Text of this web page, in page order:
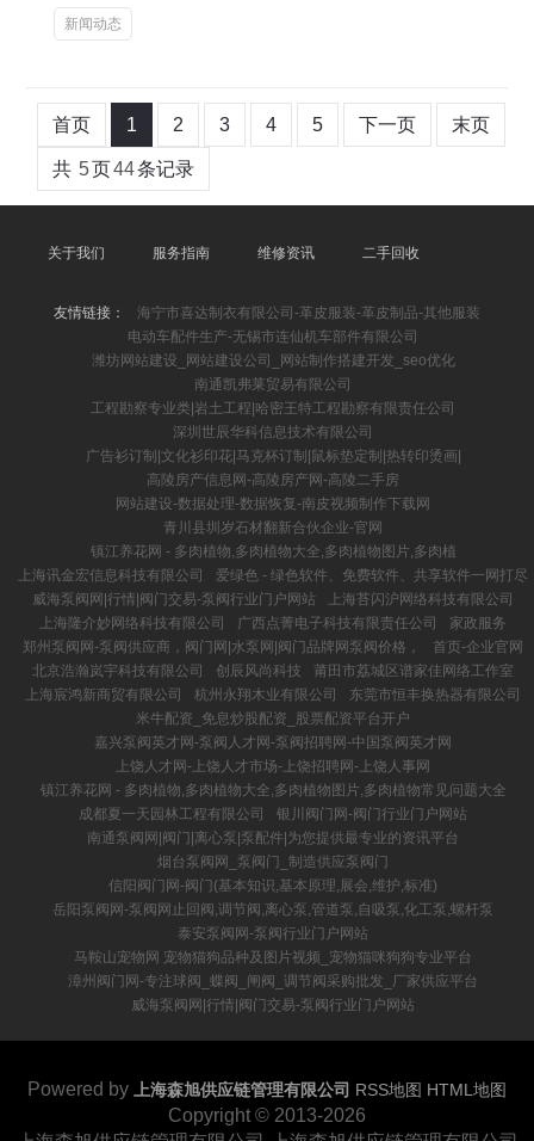
新闻动态
首页 1 2 3 4 5 下一页 末页
共 5页44条记录
关于我们 服务指南 维修资讯 二手回收
友情链接：
海宁市喜达制衣有限公司-革皮服装-革皮制品-其他服装
电动车配件生产-无锡市连仙机车部件有限公司
潍坊网站建设_网站建设公司_网站制作搭建开发_seo优化
南通凯弗莱贸易有限公司
工程勘察专业类|岩土工程|哈密王特工程勘察有限责任公司
深圳世辰华科信息技术有限公司
广告衫订制|文化衫印花|马克杯订制|鼠标垫定制|热转印烫画|
高陵房产信息网-高陵房产网-高陵二手房
网站建设-数据处理-数据恢复-南皮视频制作下载网
青川县圳岁石材翻新合伙企业-官网
镇江养花网 - 多肉植物,多肉植物大全,多肉植物图片,多肉植
上海讯金宏信息科技有限公司
爱绿色 - 绿色软件、免费软件、共享软件一网打尽
威海泵阀网|行情|阀门交易-泵阀行业门户网站
上海苔闪沪网络科技有限公司
上海隆介妙网络科技有限公司
广西点菁电子科技有限责任公司
家政服务
郑州泵阀网-泵阀供应商，阀门网|水泵网|阀门品牌网泵阀价格，
首页-企业官网
北京浩瀚岚宇科技有限公司
创辰风尚科技
莆田市荔城区谱家佳网络工作室
上海宸鸿新商贸有限公司
杭州永翔木业有限公司
东莞市恒丰换热器有限公司
米牛配资_免息炒股配资_股票配资平台开户
嘉兴泵阀英才网-泵阀人才网-泵阀招聘网-中国泵阀英才网
上饶人才网-上饶人才市场-上饶招聘网-上饶人事网
镇江养花网 - 多肉植物,多肉植物大全,多肉植物图片,多肉植物常见问题大全
成都夏一天园林工程有限公司
银川阀门网-阀门行业门户网站
南通泵阀网|阀门|离心泵|泵配件|为您提供最专业的资讯平台
烟台泵阀网_泵阀门_制造供应泵阀门
信阳阀门网-阀门(基本知识,基本原理,展会,维护,标准)
岳阳泵阀网-泵阀网止回阀,调节阀,离心泵,管道泵,自吸泵,化工泵,螺杆泵
泰安泵阀网-泵阀行业门户网站
马鞍山宠物网 宠物猫狗品种及图片视频_宠物猫咪狗狗专业平台
漳州阀门网-专注球阀_蝶阀_闸阀_调节阀采购批发_厂家供应平台
威海泵阀网|行情|阀门交易-泵阀行业门户网站
Powered by 上海森旭供应链管理有限公司 RSS地图 HTML地图
Copyright © 2013-2026